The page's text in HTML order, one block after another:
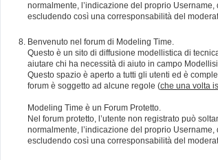
normalmente, l’indicazione del proprio
escludendo così una corresponsabilità del
Benvenuto nel forum di Modeling Time.
Questo è un sito di diffusione modellistica di
aiutare chi ha necessità di aiuto in campo
Questo spazio è aperto a tutti gli utenti ed è
forum è soggetto ad alcune regole (che una volta
Modeling Time è un Forum Protetto.
Nel forum protetto, l’utente non registrato può
normalmente, l’indicazione del proprio
escludendo così una corresponsabilità del